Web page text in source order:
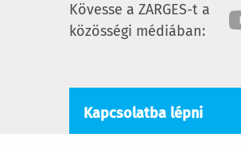
Kövesse a ZARGES-t a
közösségi médiában:
Kapcsolatba lépni